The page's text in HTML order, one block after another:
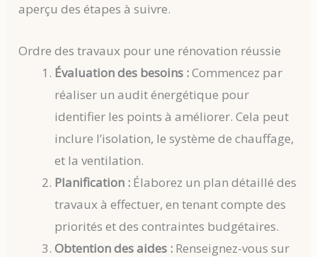
aperçu des étapes à suivre.
Ordre des travaux pour une rénovation réussie
Évaluation des besoins :Commencez par
réaliser un audit énergétique pour
identifier les points à améliorer. Cela peut
inclure l’isolation, le système de chauffage,
et la ventilation.
Planification : Élaborez un plan détaillé des
travaux à effectuer, en tenant compte des
priorités et des contraintes budgétaires.
Obtention des aides : Renseignez-vous sur